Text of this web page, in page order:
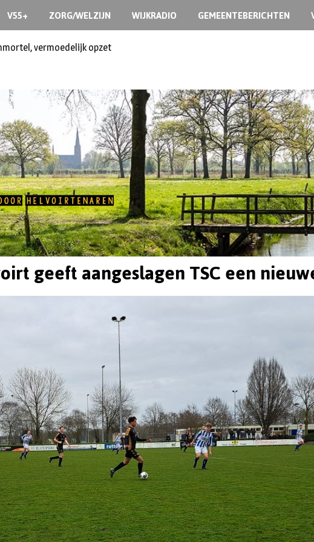
V55+ ZORG/WELZIJN WIJKRADIO GEMEENTEBERICHTEN
vermoedelijk opzet
geeft aangeslagen TSC een